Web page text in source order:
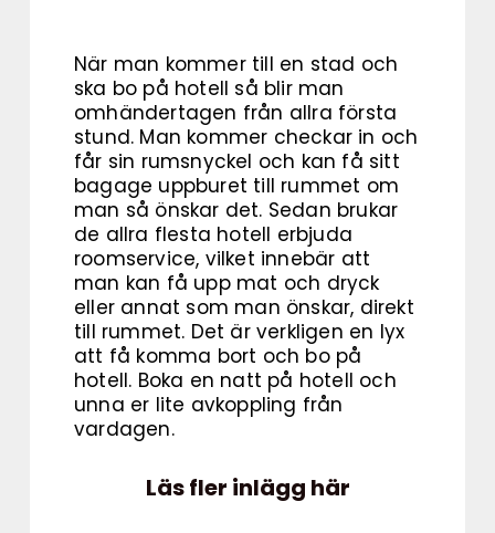
När man kommer till en stad och
ska bo på hotell så blir man
omhändertagen från allra första
stund. Man kommer checkar in och
får sin rumsnyckel och kan få sitt
bagage uppburet till rummet om
man så önskar det. Sedan brukar
de allra flesta hotell erbjuda
roomservice, vilket innebär att
man kan få upp mat och dryck
eller annat som man önskar, direkt
till rummet. Det är verkligen en lyx
att få komma bort och bo på
hotell. Boka en natt på hotell och
unna er lite avkoppling från
vardagen.
Läs fler inlägg här